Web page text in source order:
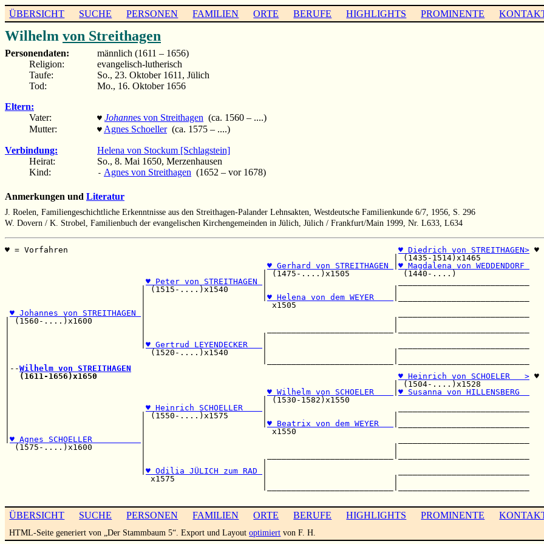
ÜBERSICHT SUCHE PERSONEN FAMILIEN ORTE BERUFE HIGHLIGHTS PROMINENTE
Wilhelm von Streithagen
Personendaten:
männlich (1611 – 1656)
Religion:
evangelisch-lutherisch
Taufe:
So., 23. Oktober 1611, Jülich
Tod:
Mo., 16. Oktober 1656
Eltern:
Vater:
♥ Johannes von Streithagen (ca. 1560 – ....)
Mutter:
♥ Agnes Schoeller(ca. 1575 – ....)
Verbindung:
Helena von Stockum [Schlagstein]
Heirat:
So., 8. Mai 1650, Merzenhausen
Kind:
- Agnes von Streithagen (1652 – vor 1678)
Anmerkungen und Literatur
J. Roelen, Familiengeschichtliche Erkenntnisse aus den Streithagen-Palander Lehnsakten, Westdeutsche Familienkunde 6/7, 1956, S. 296
W. Dovern / K. Strobel, Familienbuch der evangelischen Kirchengemeinden in Jülich, Jülich / Frankfurt/Main 1999, Nr. L633, L634
♥ = Vorfahren ♥ Diedrich von STREITHAGEN> ♥
                                                                                | (1435-1514)x1465
♥ Gerhard von STREITHAGEN
♥ Magdalena von WEDDENDORF
                                                     | (1475-....)x1505           (1440-....)
♥ Peter von STREITHAGEN
                            | (1515-....)x1540       |                          |
♥ Helena von dem WEYER
                            |                          x1505
♥ Johannes von STREITHAGEN
| (1560-....)x1600          |                                                   |
♥ Gertrud LEYENDECKER
|                             (1520-....)x1540       |                          |
|--Wilhelm von STREITHAGEN
(1611-1656)x1650 ♥ Heinrich von SCHOELER   > ♥
|                                                                               | (1504-....)x1528
♥ Wilhelm von SCHOELER
♥ Susanna von HILLENSBERG
|                                                    | (1530-1582)x1550
♥ Heinrich SCHOELLER
|                           | (1550-....)x1575       |                          |
♥ Beatrix von dem WEYER
|                           |                          x1550
♥ Agnes SCHOELLER
  (1575-....)x1600          |                                                   |
♥ Odilia JÜLICH zum RAD
                              x1575                  |                          |
ÜBERSICHT SUCHE PERSONEN FAMILIEN ORTE BERUFE HIGHLIGHTS PROMINENTE
HTML-Seite generiert von „Der Stammbaum 5“. Export und Layoutoptimiert von F. H.